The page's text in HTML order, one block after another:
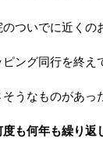
のついでに近く
ピング同行を終
うなものがあっ
度も何年も繰り返